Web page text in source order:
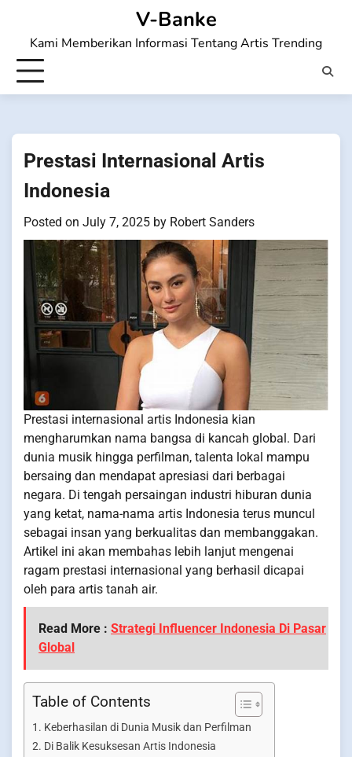
content
V-Banke
Kami Memberikan Informasi Tentang Artis Trending
Prestasi Internasional Artis
Indonesia
Posted on July 7, 2025 by Robert Sanders
Prestasi internasional artis Indonesia kian
mengharumkan nama bangsa di kancah global. Dari
dunia musik hingga perfilman, talenta lokal mampu
bersaing dan mendapat apresiasi dari berbagai
negara. Di tengah persaingan industri hiburan dunia
yang ketat, nama-nama artis Indonesia terus muncul
sebagai insan yang berkualitas dan membanggakan.
Artikel ini akan membahas lebih lanjut mengenai
ragam prestasi internasional yang berhasil dicapai
oleh para artis tanah air.
Read More : Strategi Influencer Indonesia Di Pasar
Global
Table of Contents
Keberhasilan di Dunia Musik dan Perfilman
Di Balik Kesuksesan Artis Indonesia